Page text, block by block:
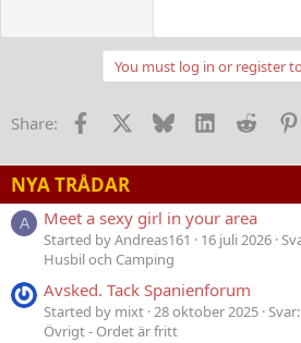
You must log in or register
Share: Facebook Bluesky LinkedInReddit
NYA TRÅDAR
A Meet a sexy girl in your area
Started by Andreas161 16 juli 2026
Husbil och Camping
Avsked. Tack Spanienforum
Started by mixt 28 oktober 2025
Övrigt - Ordet är fritt